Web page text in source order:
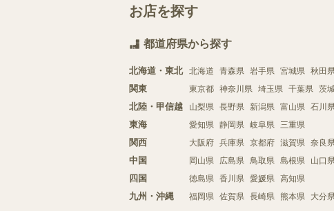
お店を探す
都道府県から探す
北海道・東北 北海道 青森県 岩手県 宮城県 秋田
関東 東京都 神奈川県 埼玉県 千葉県 茨
北陸・甲信越 山梨県 長野県 新潟県 富山県 石川
東海 愛知県 静岡県 岐阜県 三重県
関西 大阪府 兵庫県 京都府 滋賀県 奈良
中国 岡山県 広島県 鳥取県 島根県 山口
四国 徳島県 香川県 愛媛県 高知県
九州・沖縄 福岡県 佐賀県 長崎県 熊本県 大分